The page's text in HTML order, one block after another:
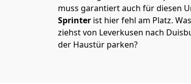
muss garantiert auch für diesen
Sprinter ist hier fehl am Platz.
ziehst von Leverkusen nach
der Haustür parken?